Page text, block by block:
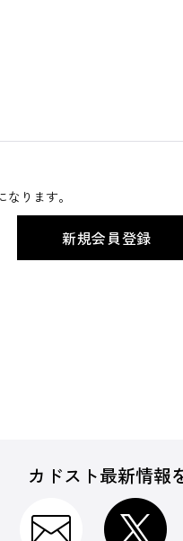
ります。
カドスト最新情報